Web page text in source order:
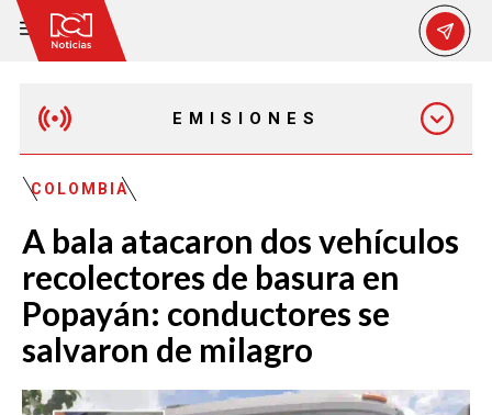
EMISIONES
EMISIÓN 12:30 PM
EMISIÓN 7:00 PM
EMISIÓN 11:30 PM
COLOMBIA
A bala atacaron dos vehículos
recolectores de basura en
Popayán: conductores se
salvaron de milagro